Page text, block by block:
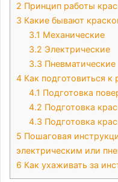
2 Принцип работы
3 Какие бывают
3.1 Механические
3.2 Электрические
3.3 Пневматические
4 Как подготовиться к
4.1 Подготовка
4.2 Подготовка
4.3 Подготовка
5 Пошаговая
электрическим или
6 Как ухаживать за